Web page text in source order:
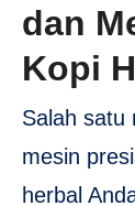
dan
Kopi
Salah satu
mesin
herbal